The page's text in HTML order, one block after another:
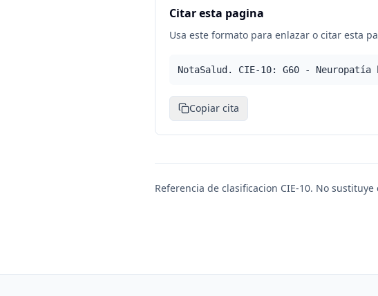
Citar esta pagina
Usa este formato para enlazar o citar esta
NotaSalud. CIE-10: G60 -
Copiar cita
Referencia de clasificacion CIE-10. No